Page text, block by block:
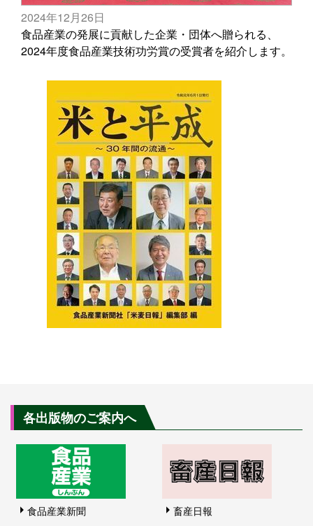
2024年12月26日
食品産業の発展に貢献した企業・団体へ贈られる、
2024年度食品産業技術功労賞の受賞者を紹介します。
各出版物のご案内へ
食品産業新聞 畜産日報